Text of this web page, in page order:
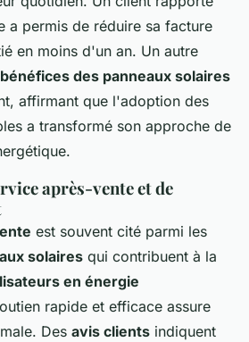
a permis de réduire sa facture
en moins d'un an. Un autre
bénéfices des panneaux solaires
affirmant que l'adoption des
a transformé son approche de
après-vente et de
est souvent cité parmi les
solaires qui contribuent à la
en énergie
rapide et efficace assure
Des avis clients indiquent